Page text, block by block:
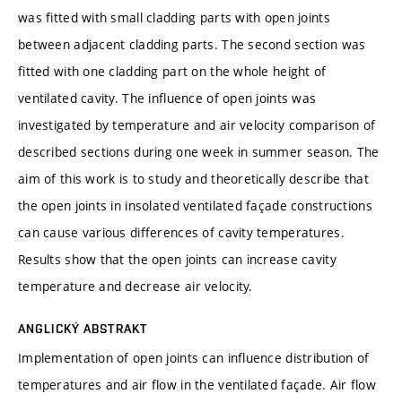
was fitted with small cladding parts with open joints
between adjacent cladding parts. The second section was
fitted with one cladding part on the whole height of
ventilated cavity. The influence of open joints was
investigated by temperature and air velocity comparison of
described sections during one week in summer season. The
aim of this work is to study and theoretically describe that
the open joints in insolated ventilated façade constructions
can cause various differences of cavity temperatures.
Results show that the open joints can increase cavity
temperature and decrease air velocity.
ANGLICKÝ ABSTRAKT
Implementation of open joints can influence distribution of
temperatures and air flow in the ventilated façade. Air flow